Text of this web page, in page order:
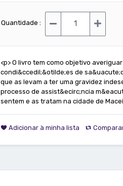
Quantidade :
<p> O livro tem como objetivo
condi&ccedil;&otilde;es de
que as levam a ter uma gravidez
processo de assist&ecirc;ncia
sentem e as tratam na cidade de
Adicionar à minha lista